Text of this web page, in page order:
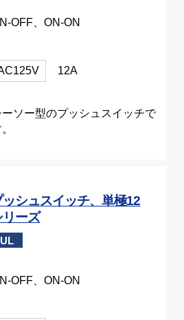
OFF、ON-ON
12A
ーソー型のプッシュスイッチで
ッシュスイッチ、単極12
リーズ
UL
OFF、ON-ON